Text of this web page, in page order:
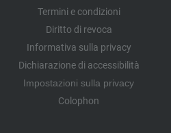
Termini e condizioni
Diritto di revoca
Informativa sulla privacy
Dichiarazione di accessibilità
Impostazioni sulla privacy
Colophon